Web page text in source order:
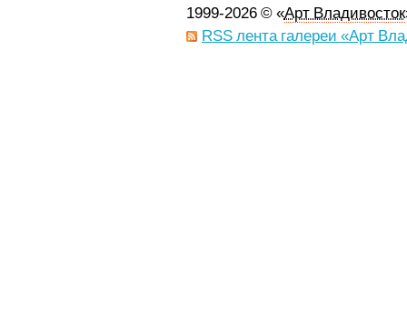
1999-2026 © «Арт Владивосток
RSS лента галереи «Арт